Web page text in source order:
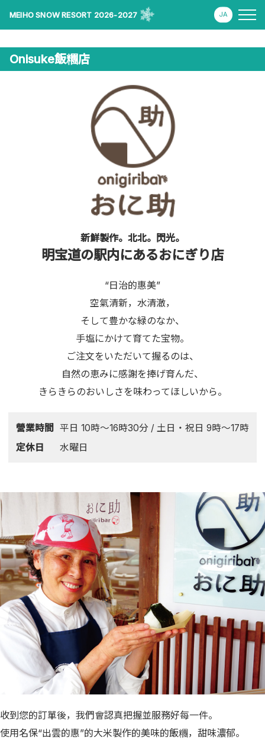
MEIHO SNOW RESORT 2026-2027
Onisuke飯糰店
新鮮製作。北北。閃光。
明宝道の駅内にあるおにぎり店
“日治的惠美”
空氣清新，水清澈，
そして豊かな緑のなか、
手塩にかけて育てた宝物。
ご注文をいただいて握るのは、
自然の恵みに感謝を捧げ育んだ、
きらきらのおいしさを味わってほしいから。
營業時間
平日 10時～16時30分 / 土日・祝日 9時～17時
定休日
水曜日
收到您的訂單後，我們會認真把握並服務好每一件。
使用名保“出雲的惠”的大米製作的美味的飯糰，甜味濃郁。